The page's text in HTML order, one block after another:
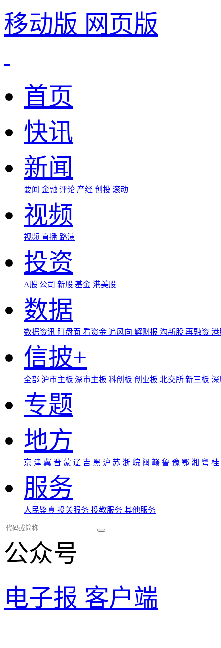
移动版 网页版
首页
快讯
新闻
要闻 金融 评论 产经 创投 滚动
视频
视频 直播 路演
投资
A股 公司 新股 基金 港美股
数据
数据资讯 盯盘面 看资金 追风向 解财报 淘新股 再融资
信披+
全部 沪市主板 深市主板 科创板 创业板 北交所 新三板
专题
地方
京 津 冀 晋 蒙 辽 吉 黑 沪 苏 浙 皖 闽 赣 鲁 豫 鄂 湘 粤 桂
服务
人民鉴真 投关服务 投教服务 其他服务
公众号
电子报 客户端